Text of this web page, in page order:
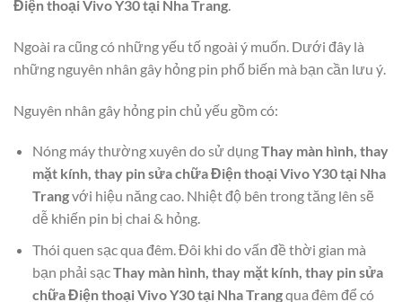
Điện thoại Vivo Y30 tại Nha Trang.
Ngoài ra cũng có những yếu tố ngoài ý muốn. Dưới đây là
những nguyên nhân gây hỏng pin phổ biến mà bạn cần lưu ý.
Nguyên nhân gây hỏng pin chủ yếu gồm có:
Nóng máy thường xuyên do sử dụngThay màn hình, thay
mặt kính, thay pin sửa chữa Điện thoại Vivo Y30 tại Nha
Trangvới hiệu năng cao. Nhiệt độ bên trong tăng lên sẽ
dễ khiến pin bị chai & hỏng.
Thói quen sạc qua đêm. Đôi khi do vấn đề thời gian mà
bạn phải sạcThay màn hình, thay mặt kính, thay pin sửa
chữa Điện thoại Vivo Y30 tại Nha Trangqua đêm để có